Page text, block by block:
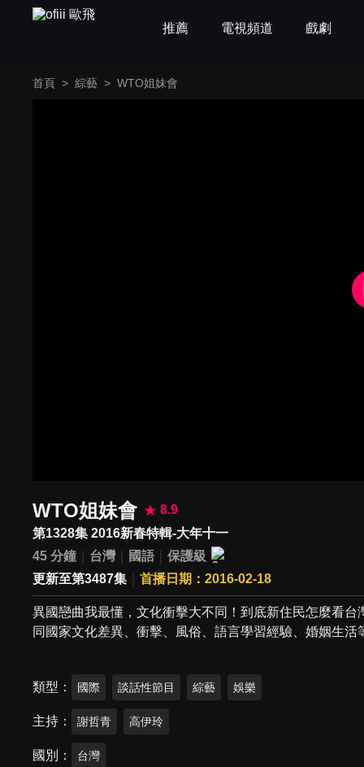
推薦 電視頻道 戲劇
首頁 > 綜藝 > WTO姐妹會
WTO姐妹會
8.9
第1328集 2016新春特輯-大年十一
45 分鐘
台灣 國語
保護級
更新至第3487集
首播日期：2016-02-18
異國戀曲我最懂，文化衝擊大不同！到底新住民怎麼看
同國家文化差異、衝擊、風俗、語言學習經驗、婚姻生活
類型 國際 談話性節目 綜藝 娛樂
主持 謝哲青 高伊玲
國別 台灣